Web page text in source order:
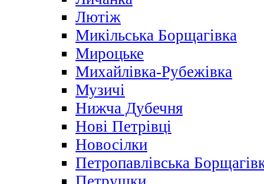
Лютіж
Микільська Борщагівка
Мироцьке
Михайлівка-Рубежівка
Музичі
Нижча Дубечня
Нові Петрівці
Новосілки
Петропавлівська